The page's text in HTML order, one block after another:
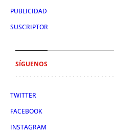
PUBLICIDAD
SUSCRIPTOR
SÍGUENOS
TWITTER
FACEBOOK
INSTAGRAM